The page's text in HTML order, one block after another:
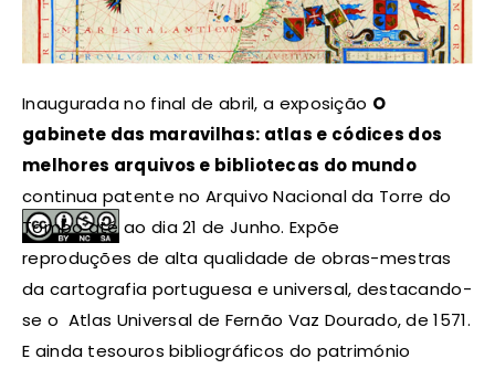
Inaugurada no final de abril, a exposição O
gabinete das maravilhas: atlas e códices dos
melhores arquivos e bibliotecas do mundo
continua patente no Arquivo Nacional da Torre do
Tombo até ao dia 21 de Junho. Expõe
reproduções de alta qualidade de obras-mestras
da cartografia portuguesa e universal, destacando-
se o Atlas Universal de Fernão Vaz Dourado, de 1571.
E ainda tesouros bibliográficos do património